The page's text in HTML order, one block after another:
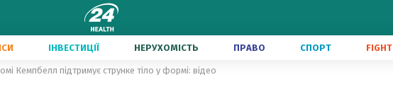
ІНВЕСТИЦІЇ НЕРУХОМІСТЬ ПРАВО СПОРТ FIGHT
Кемпбелл підтримує струнке тіло у формі: відео